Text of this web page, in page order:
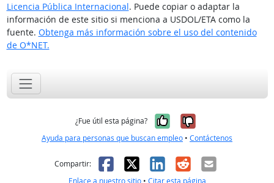
Licencia Pública Internacional. Puede copiar o adaptar la
información de este sitio si menciona a USDOL/ETA como la
fuente. Obtenga más información sobre el uso del contenido
de O*NET.
¿Fue útil esta página? Sí, fue útil
No, no fue
Ayuda para personas que buscan empleo • Contáctenos
Compartir: Facebook
X LinkedIn
RedditCorreo